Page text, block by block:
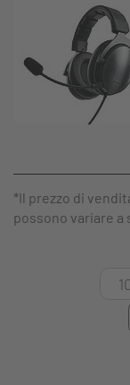
*Il prezzo di
possono variare a